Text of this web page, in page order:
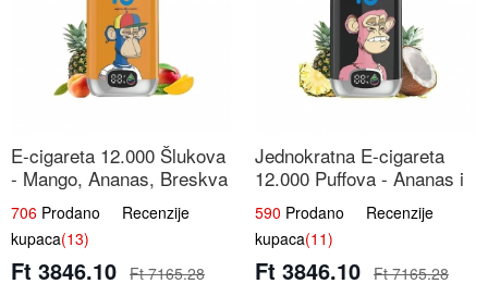
E-cigareta 12.000 Šlukova
- Mango, Ananas, Breskva
| Tropska Voćna Mješavina
706 Prodano Recenzije
kupaca(13)
Ft 3846.10 Ft 7165.28
Jednokratna E-cigareta
12.000 Puffova - Ananas i
Kokos Sladoled | Tropski
Desert
590 Prodano Recenzije
kupaca(11)
Ft 3846.10 Ft 7165.28